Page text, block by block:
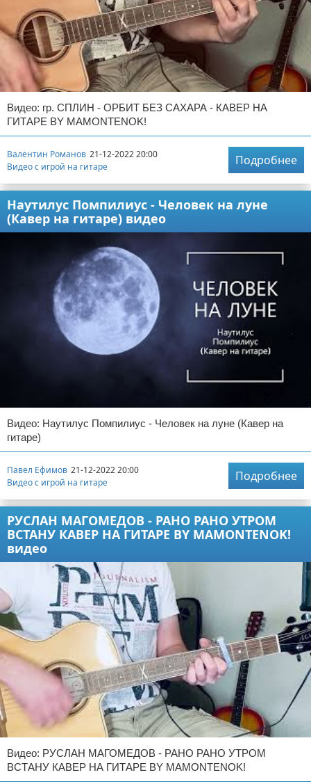
Видео: гр. СПЛИН - ОРБИТ БЕЗ САХАРА - КАВЕР НА
ГИТАРЕ BY MAMONTENOK!
Валентин Романов 21-12-2022 20:00
Видео с игрой на гитаре
Подробнее
Наутилус Помпилиус - Человек на луне
(Кавер на гитаре) видео
Видео: Наутилус Помпилиус - Человек на луне (Кавер на
гитаре)
Павел Ефимов 21-12-2022 20:00
Видео с игрой на гитаре
Подробнее
РУСЛАН МАГОМЕДОВ - РАНО РАНО УТРОМ
ВСТАНУ КАВЕР НА ГИТАРЕ BY MAMONTENOK!
видео
Видео: РУСЛАН МАГОМЕДОВ - РАНО РАНО УТРОМ
ВСТАНУ КАВЕР НА ГИТАРЕ BY MAMONTENOK!